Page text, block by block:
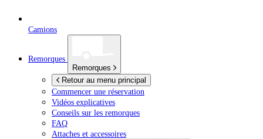
Camions
Remorques
Remorques
Retour au menu principal
Commencer une réservation
Vidéos explicatives
Conseils sur les remorques
FAQ
Attaches et accessoires